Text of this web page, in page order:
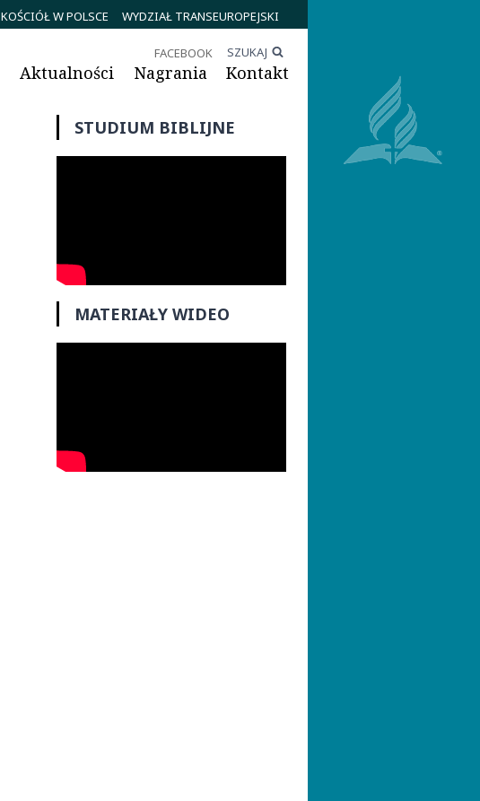
KOŚCIÓŁ W POLSCE WYDZIAŁ TRANSEUROPEJSKI
FACEBOOK SZUKAJ
Aktualności Nagrania Kontakt
STUDIUM BIBLIJNE
MATERIAŁY WIDEO